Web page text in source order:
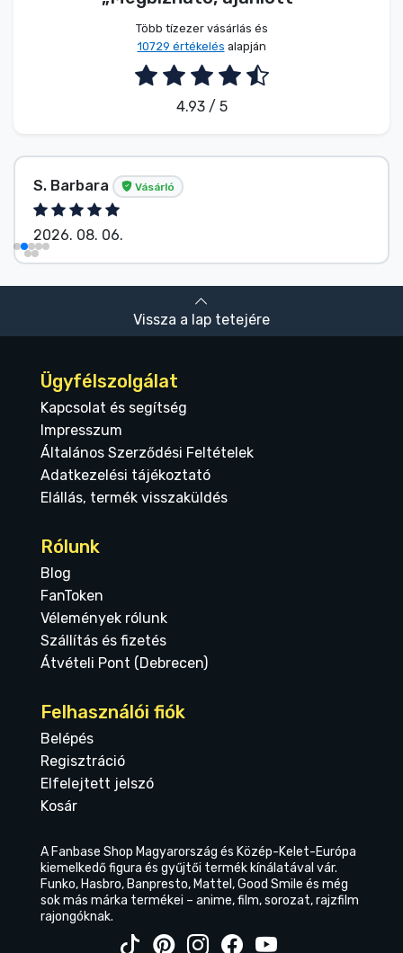
Több tízezer vásárlás és
10729 értékelés alapján
4.93 / 5
S. Barbara Vásárló
2026. 08. 06.
Vissza a lap tetejére
Ügyfélszolgálat
Kapcsolat és segítség
Impresszum
Általános Szerződési Feltételek
Adatkezelési tájékoztató
Elállás, termék visszaküldés
Rólunk
Blog
FanToken
Vélemények rólunk
Szállítás és fizetés
Átvételi Pont (Debrecen)
Felhasználói fiók
Belépés
Regisztráció
Elfelejtett jelszó
Kosár
A Fanbase Shop Magyarország és Közép-Kelet-Európa
kiemelkedő figura és gyűjtői termék kínálatával vár.
Funko, Hasbro, Banpresto, Mattel, Good Smile és még
sok más márka termékei – anime, film, sorozat, rajzfilm
rajongóknak.